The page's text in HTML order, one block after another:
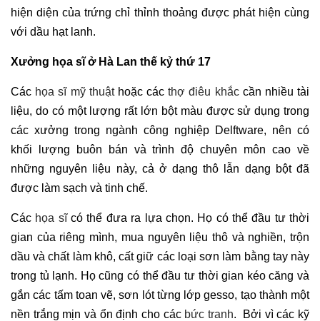
hiện diện của trứng chỉ thỉnh thoảng được phát hiện cùng
với dầu hạt lanh.
Xưởng họa sĩ ở Hà Lan thế kỷ thứ 17
Các họa sĩ mỹ thuậthoặc cácthợ điêu khắccần nhiều tài
liệu, do có một lượng rất lớn bột màu được sử dụng trong
các xưởng trong ngành công nghiệp Delftware, nên có
khối lượng buôn bán và trình độ chuyên môn cao về
những nguyên liệu này, cả ở dạng thô lẫn dạng bột đã
được làm sạch và tinh chế.
Các họa sĩcó thể đưa ra lựa chọn. Họ có thể đầu tư thời
gian của riêng mình, mua nguyên liệu thô và nghiền, trộn
dầu và chất làm khô, cất giữ các loại sơn làm bằng tay này
trong tủ lạnh. Họ cũng có thể đầu tư thời gian kéo căng và
gắn các tấm toan vẽ, sơn lót từng lớp gesso, tạo thành một
nền trắng mịn và ổn định cho các bức tranh. Bởi vì các kỹ